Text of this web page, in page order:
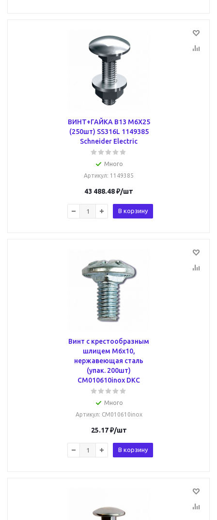
ВИНТ+ГАЙКА B13 M6X25
(250шт) SS316L 1149385
Schneider Electric
Много
Артикул: 1149385
43 488.48₽/шт
В корзину
Винт с крестообразным
шлицем М6х10,
нержавеющая сталь
(упак. 200шт)
CM010610inox DKC
Много
Артикул: CM010610inox
25.17₽/шт
В корзину